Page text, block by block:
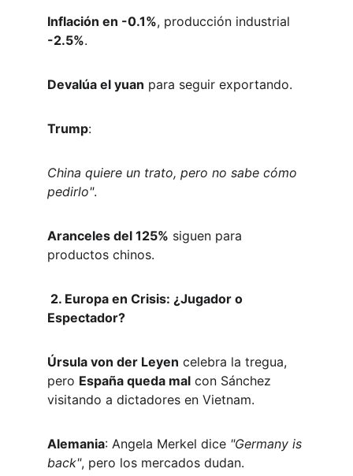
Inflación en -0.1%, producción industrial
-2.5%.
Devalúa el yuan para seguir exportando.
Trump:
China quiere un trato, pero no sabe cómo
pedirlo".
Aranceles del 125% siguen para
productos chinos.
Espectador?
Úrsula von der Leyen celebra la tregua,
pero España queda mal con Sánchez
visitando a dictadores en Vietnam.
Alemania: Angela Merkel dice "Germany is
back", pero los mercados dudan.